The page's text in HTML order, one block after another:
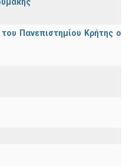
Πανεπιστημίου Κρήτης ο